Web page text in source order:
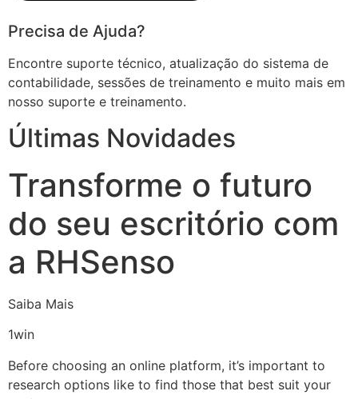
Precisa de Ajuda?
Encontre suporte técnico, atualização do sistema de
contabilidade, sessões de treinamento e muito mais em
nosso suporte e treinamento.
Últimas Novidades
Transforme o futuro
do seu escritório com
a RHSenso
Saiba Mais
1win
Before choosing an online platform, it’s important to
research options like to find those that best suit your